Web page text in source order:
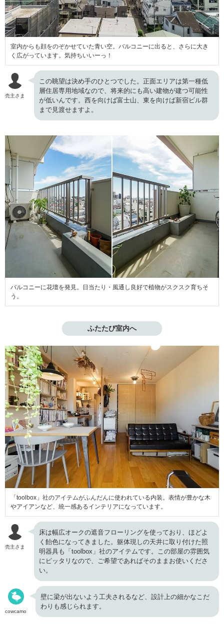
室内からも顔をのぞかせていた青い空。バルコニーに出ると、さらに大き
く広がっています。気持ちいいーっ！
売主さま
この眺望は決め手のひとつでした。正面エリアは第一種低
層住居専用地域なので、将来的にも高い建物が建つ可能性
が低いんです。西を向けば富士山、東を向けば新宿ビル群
まで見渡せますよ。
バルコニーに花壇を発見。日当たり・風通し良好で植物がスクスク育ちそ
う。
ふたたび室内へ
「toolbox」社のアイテムがふんだんに使われている内装。表情が豊かな木
やアイアンなど、統一感あるインテリアになっています。
売主さま
床は幅広オークの遮音フローリングを使っており、ほどよ
く飴色になってきました。躯体現しの天井に取り付けた照
明器具も「toolbox」社のアイテムです。この部屋の雰囲気
にピッタリなので、ご希望であればそのままお使いくださ
い。
cowcamo
壁に梁が出ないよう工夫されるなど、設計上の細かなこだ
わりも感じられます。